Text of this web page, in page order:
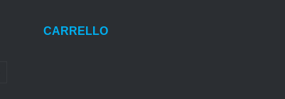
CARRELLO